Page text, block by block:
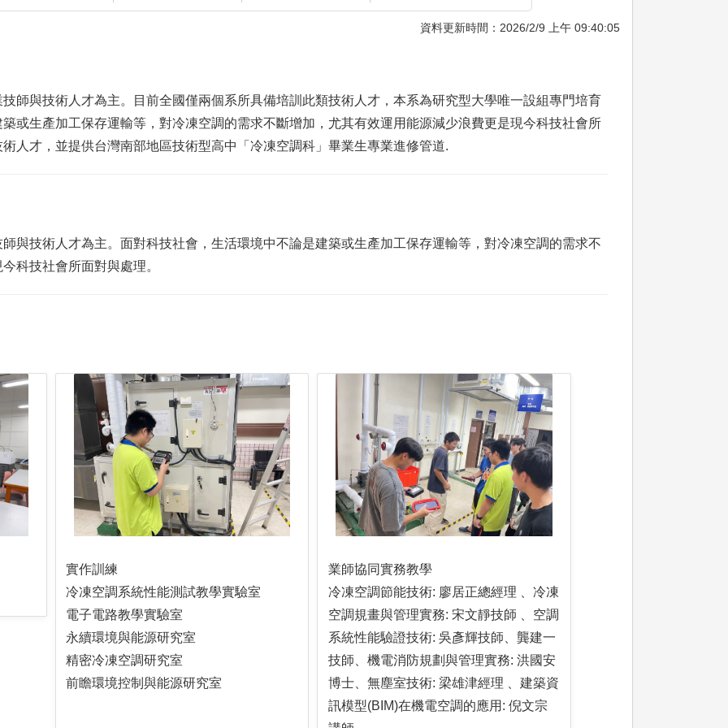
資料更新時間：2026/2/9 上午 09:40:05
師與技術人才為主。目前全國僅兩個系所具備培訓此類技術人才，本系為研究型大學唯一設組專門培育
或生產加工保存運輸等，對冷凍空調的需求不斷增加，尤其有效運用能源減少浪費更是現今科技社會所
人才，並提供台灣南部地區技術型高中「冷凍空調科」畢業生專業進修管道.
與技術人才為主。面對科技社會，生活環境中不論是建築或生產加工保存運輸等，對冷凍空調的需求不
科技社會所面對與處理。
實作訓練
冷凍空調系統性能測試教學實驗室
電子電路教學實驗室
永續環境與能源研究室
精密冷凍空調研究室
前瞻環境控制與能源研究室
業師協同實務教學
冷凍空調節能技術: 廖居正總經理 、冷凍
空調規畫與管理實務: 宋文靜技師 、空調
系統性能驗證技術: 吳彥輝技師、龔建一
技師、機電消防規劃與管理實務: 洪國安
博士、無塵室技術: 梁雄津經理 、建築資
訊模型(BIM)在機電空調的應用: 倪文宗